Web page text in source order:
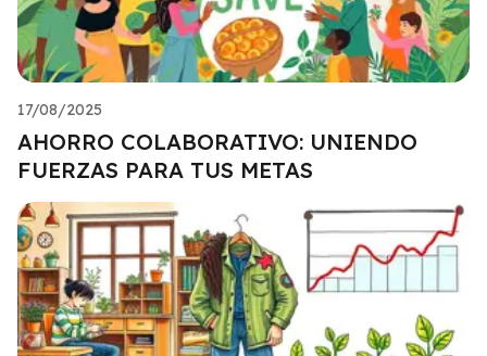
17/08/2025
AHORRO COLABORATIVO: UNIENDO
FUERZAS PARA TUS METAS